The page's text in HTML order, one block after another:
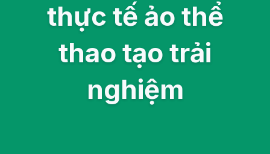
thực tế ảo thể
thao tạo trải
nghiệm